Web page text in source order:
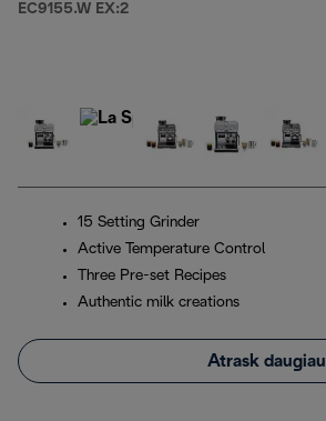
EC9155.W EX:2
15 Setting Grinder
Active Temperature Control
Three Pre-set Recipes
Authentic milk creations
Atrask daugiau